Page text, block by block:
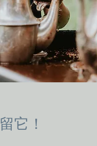
它！